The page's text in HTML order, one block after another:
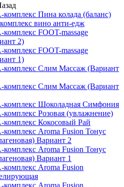
Пина колада (баланс)
вино анти-едж
FOOT-massage
2)
FOOT-massage
1)
Слим Массаж (Вариант
Слим Массаж (Вариант
Шоколадная Симфония
Розовая (увлажнение)
Кокосовый Рай
Aroma Fusion Тонус
Вариант 2
Aroma Fusion Тонус
Вариант 1
Aroma Fusion
Aroma Fusion